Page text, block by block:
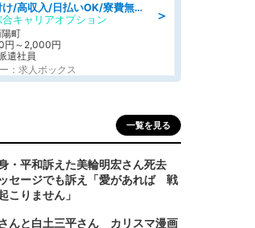
＞
組立・組付け/高収入/日払いOK/寮費無料/交替制/20・30・40代活躍中
キャリアオプション
町
円～2,000円
遣社員
：求人ボックス
一覧を見る
・平和訴えた美輪明宏さん死去
セージでも訴え「愛があれば 戦
こりません」
んと白土三平さん カリスマ漫画